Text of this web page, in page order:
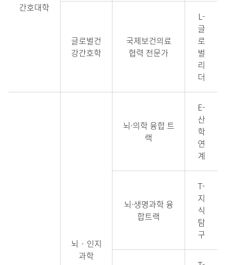
간호대학
글로벌건
강간호학
국제보건의료
협력 전문가
L-
글
로
벌
리
더
뇌‧인지
과학
뇌·의학 융합 트
랙
E-
산
학
연
계
뇌·생명과학 융
합트랙
T-
지
식
탐
구